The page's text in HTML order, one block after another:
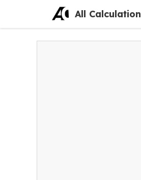
content
All Calculation